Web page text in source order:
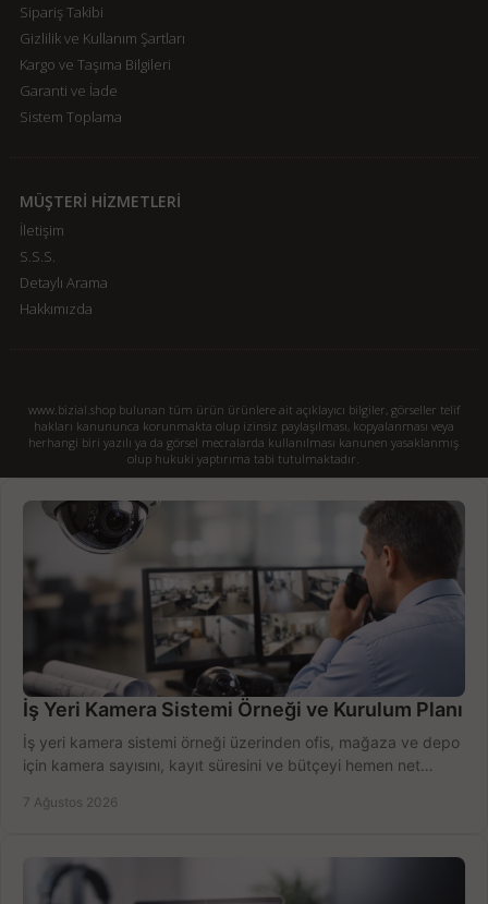
Sipariş Takibi
Gizlilik ve Kullanım Şartları
Kargo ve Taşıma Bilgileri
Garanti ve İade
Sistem Toplama
MÜŞTERİ HİZMETLERİ
İletişim
S.S.S.
Detaylı Arama
Hakkımızda
www.bizial.shop bulunan tüm ürün ürünlere ait açıklayıcı bilgiler, görseller telif
hakları kanununca korunmakta olup izinsiz paylaşılması, kopyalanması veya
herhangi biri yazılı ya da görsel mecralarda kullanılması kanunen yasaklanmış
olup hukuki yaptırıma tabi tutulmaktadır.
İş Yeri Kamera Sistemi Örneği ve Kurulum Planı
İş yeri kamera sistemi örneği üzerinden ofis, mağaza ve depo
için kamera sayısını, kayıt süresini ve bütçeyi hemen net
7 Ağustos 2026